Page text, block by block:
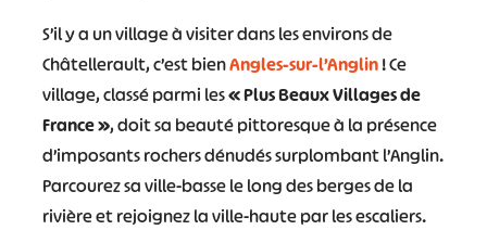
S’il y a un village à visiter dans les environs de
Châtellerault, c’est bienAngles-sur-l’Anglin! Ce
village, classé parmi les« Plus Beaux Villages de
France », doit sa beauté pittoresque à la présence
d’imposants rochers dénudés surplombant l’Anglin.
Parcourez sa ville-basse le long des berges de la
rivière et rejoignez la ville-haute par les escaliers.